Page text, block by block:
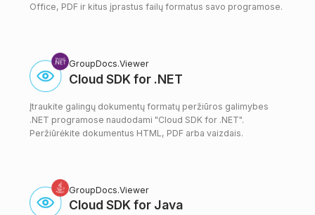
Office, PDF ir kitus įprastus failų formatus savo programose.
GroupDocs.Viewer
Cloud SDK for .NET
Įtraukite galingų dokumentų formatų peržiūros galimybes
.NET programose naudodami "Cloud SDK for .NET".
Peržiūrėkite dokumentus HTML, PDF arba vaizdais.
GroupDocs.Viewer
Cloud SDK for Java